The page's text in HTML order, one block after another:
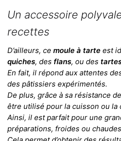
Un accessoire
recettes
D’ailleurs, ce moule à tarte est
quiches, des flans, ou des
En fait, il répond aux attentes
des pâtissiers expérimentés.
De plus, grâce à sa résistance de
être utilisé pour la cuisson ou la
Ainsi, il est parfait pour une
préparations, froides ou